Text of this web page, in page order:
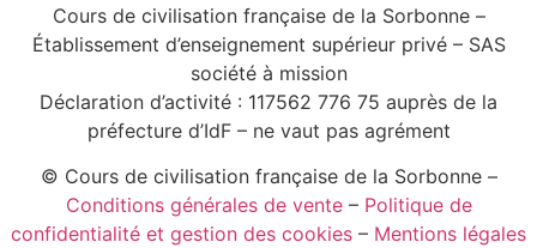
Cours de civilisation française de la Sorbonne –
Établissement d’enseignement supérieur privé – SAS
société à mission
Déclaration d’activité : 117562 776 75 auprès de la
préfecture d’IdF – ne vaut pas agrément
© Cours de civilisation française de la Sorbonne –
Conditions générales de vente– Politique de
confidentialité et gestion des cookies – Mentions légales